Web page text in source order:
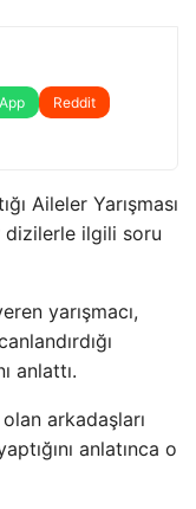
Reddit
Aileler Yarışması
dizilerle ilgili soru
yarışmacı,
anlattı.
arkadaşları
anlatınca o